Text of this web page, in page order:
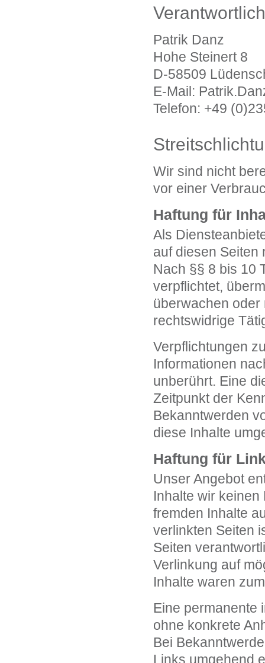
Patrik Danz
Hohe Steinert 8
D-58509
E-Mail:
Telefon: +49
Wir sind nicht
vor einer
Haftung für
Als
auf diesen Seiten
Nach §§ 8 bis 10
verpflichtet,
überwachen oder
rechtswidrige
Verpflichtungen
Informationen
unberührt. Eine
Zeitpunkt der
Bekanntwerden
diese Inhalte
Haftung für
Unser Angebot
Inhalte wir
fremden Inhalte
verlinkten Seiten
Seiten
Verlinkung auf
Inhalte waren
Eine permanente
ohne konkrete
Bei
Links umgehend